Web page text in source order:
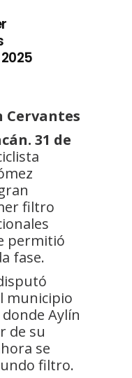
Cervantes
31 de
filtro
permitió
fase.
municipio
Aylín
de su
se
filtro.